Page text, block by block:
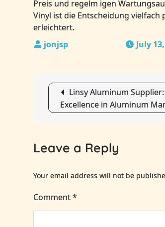
Preis und regelm igen
Vinyl ist die Entscheidung vielfach
erleichtert.
July
Post
navigation
Linsy Aluminum
Excellence in Aluminum
Leave a Reply
Your email address will not be
Comment*